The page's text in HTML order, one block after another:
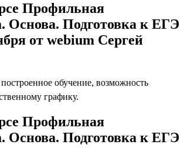
Профильная
Основа. Подготовка к ЕГЭ
от webium Сергей
построенное обучение, возможность
графику.
Профильная
Основа. Подготовка к ЕГЭ